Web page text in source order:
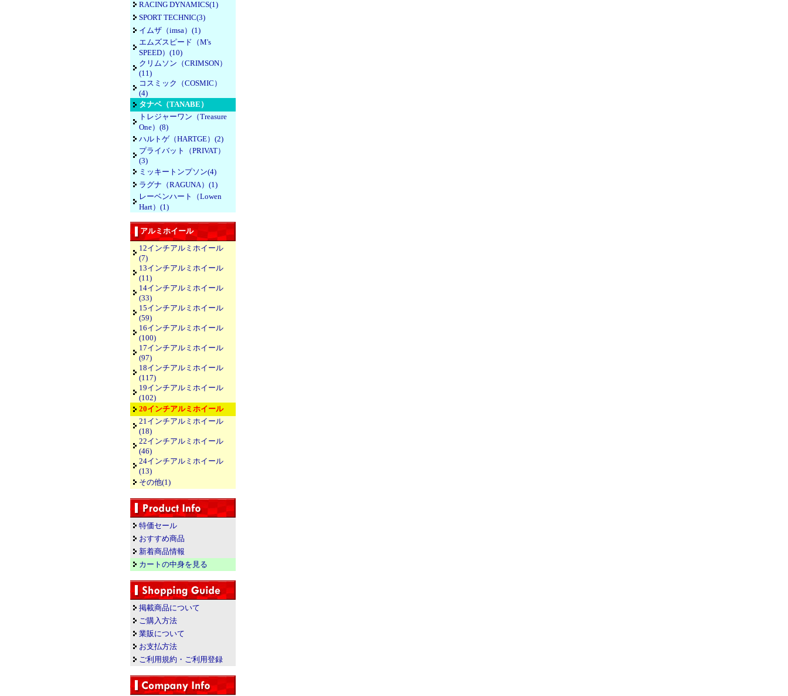
RACING DYNAMICS(1)
SPORT TECHNIC(3)
イムザ（imsa）(1)
エムズスピード（M's
SPEED）(10)
クリムソン（CRIMSON）
(11)
コスミック（COSMIC）
(4)
タナベ（TANABE）
トレジャーワン（Treasure
One）(8)
ハルトゲ（HARTGE）(2)
プライバット（PRIVAT）
(3)
ミッキートンプソン(4)
ラグナ（RAGUNA）(1)
レーベンハート（Lowen
Hart）(1)
アルミホイール
12インチアルミホイール
(7)
13インチアルミホイール
(11)
14インチアルミホイール
(33)
15インチアルミホイール
(59)
16インチアルミホイール
(100)
17インチアルミホイール
(97)
18インチアルミホイール
(117)
19インチアルミホイール
(102)
20インチアルミホイール
21インチアルミホイール
(18)
22インチアルミホイール
(46)
24インチアルミホイール
(13)
その他(1)
特価セール
おすすめ商品
新着商品情報
カートの中身を見る
掲載商品について
ご購入方法
業販について
お支払方法
ご利用規約・ご利用登録